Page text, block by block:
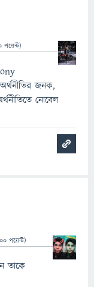
পয়েন্ট)
জনক,
নোবেল
পয়েন্ট)
তাকে